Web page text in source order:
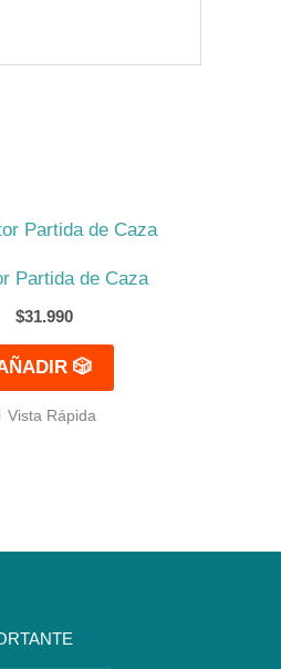
Partida de Caza
$31.990
🎲
Vista Rápida